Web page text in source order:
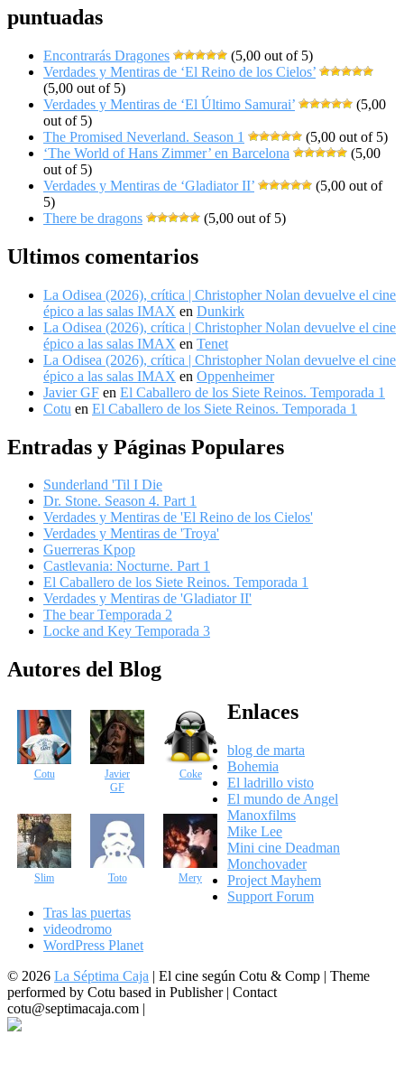
puntuadas
Encontrarás Dragones
(5,00 out of 5)
Verdades y Mentiras de ‘El Reino de los Cielos’
(5,00 out of 5)
Verdades y Mentiras de ‘El Último Samurai’
(5,00
out of 5)
The Promised Neverland. Season 1
(5,00 out of 5)
‘The World of Hans Zimmer’ en Barcelona
(5,00
out of 5)
Verdades y Mentiras de ‘Gladiator II’
(5,00 out of
5)
There be dragons
(5,00 out of 5)
Ultimos comentarios
La Odisea (2026), crítica | Christopher Nolan devuelve el cine
épico a las salas IMAX en Dunkirk
La Odisea (2026), crítica | Christopher Nolan devuelve el cine
épico a las salas IMAX en Tenet
La Odisea (2026), crítica | Christopher Nolan devuelve el cine
épico a las salas IMAX en Oppenheimer
Javier GF en El Caballero de los Siete Reinos. Temporada 1
Cotu en El Caballero de los Siete Reinos. Temporada 1
Entradas y Páginas Populares
Sunderland 'Til I Die
Dr. Stone. Season 4. Part 1
Verdades y Mentiras de 'El Reino de los Cielos'
Verdades y Mentiras de 'Troya'
Guerreras Kpop
Castlevania: Nocturne. Part 1
El Caballero de los Siete Reinos. Temporada 1
Verdades y Mentiras de 'Gladiator II'
The bear Temporada 2
Locke and Key Temporada 3
Autores del Blog
Cotu
Javier
GF
Coke
Slim Toto Mery
Enlaces
blog de marta
Bohemia
El ladrillo visto
El mundo de Angel
Manoxfilms
Mike Lee
Mini cine Deadman
Monchovader
Project Mayhem
Support Forum
Tras las puertas
videodromo
WordPress Planet
© 2026 La Séptima Caja | El cine según Cotu & Comp | Theme
performed by Cotu based in Publisher | Contact
cotu@septimacaja.com |